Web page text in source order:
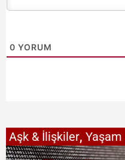
0 YORUM
Aşk & İlişkiler, Yaşam